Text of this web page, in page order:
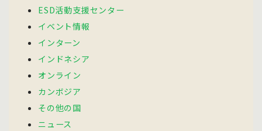
ESD活動支援センター
イベント情報
インターン
インドネシア
オンライン
カンボジア
その他の国
ニュース